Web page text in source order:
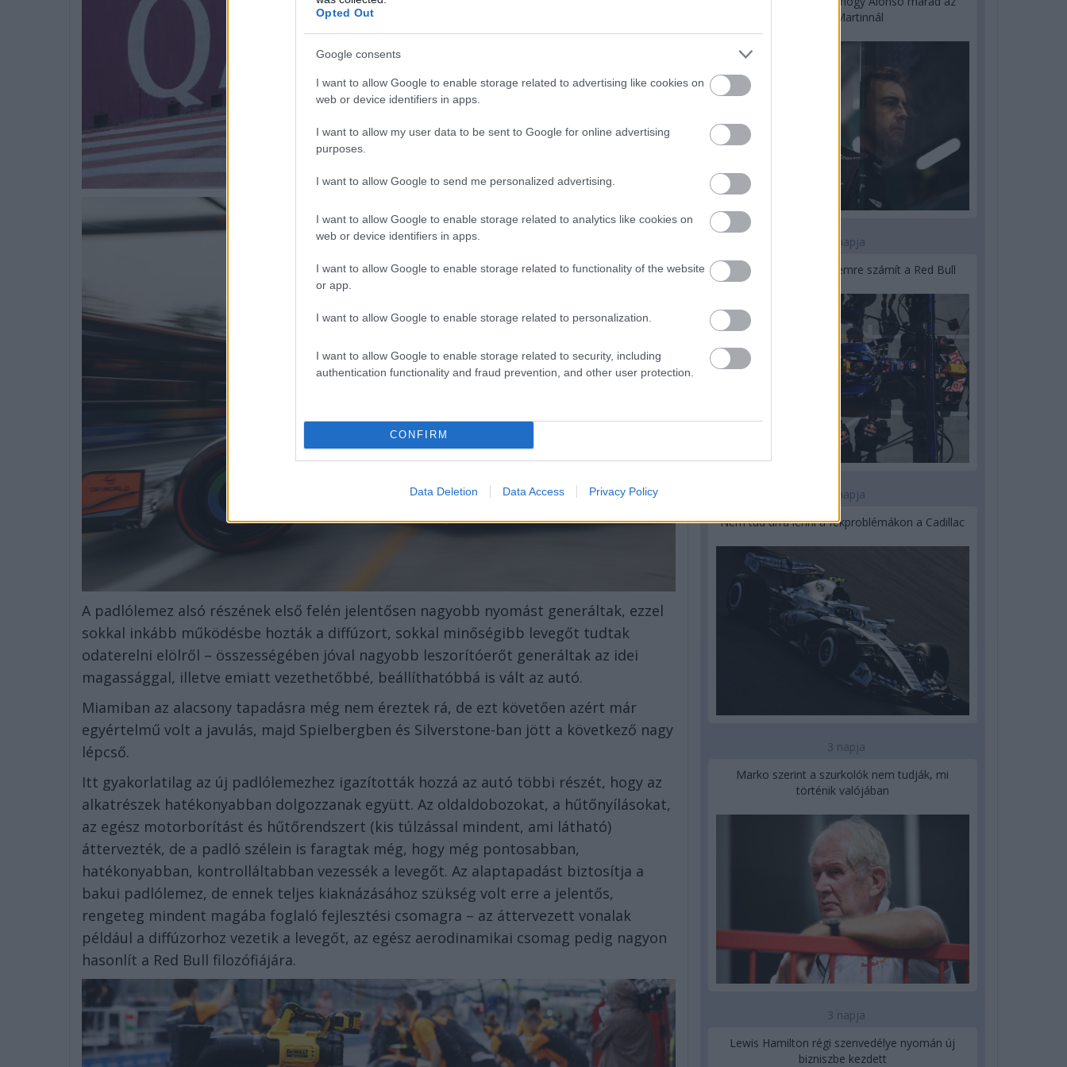
Opted Out
Google consents
I want to allow Google to enable storage related to advertising like cookies on
web or device identifiers in apps.
I want to allow my user data to be sent to Google for online advertising
purposes.
I want to allow Google to send me personalized advertising.
I want to allow Google to enable storage related to analytics like cookies on
web or device identifiers in apps.
I want to allow Google to enable storage related to functionality of the website
or app.
I want to allow Google to enable storage related to personalization.
I want to allow Google to enable storage related to security, including
authentication functionality and fraud prevention, and other user protection.
CONFIRM
Data Deletion Data Access Privacy Policy
A padlólemez alsó részének első felén jelentősen nagyobb nyomást generáltak, ezzel
sokkal inkább működésbe hozták a diffúzort, sokkal minőségibb levegőt tudtak
odaterelni elölről – összességében jóval nagyobb leszorítóerőt generáltak az idei
magassággal, illetve emiatt vezethetőbbé, beállíthatóbbá is vált az autó.
Miamiban az alacsony tapadásra még nem éreztek rá, de ezt követően azért már
egyértelmű volt a javulás, majd Spielbergben és Silverstone-ban jött a következő nagy
lépcső.
Itt gyakorlatilag az új padlólemezhez igazították hozzá az autó többi részét, hogy az
alkatrészek hatékonyabban dolgozzanak együtt. Az oldaldobozokat, a hűtőnyílásokat,
az egész motorborítást és hűtőrendszert (kis túlzással mindent, ami látható)
áttervezték, de a padló szélein is faragtak még, hogy még pontosabban,
hatékonyabban, kontrolláltabban vezessék a levegőt. Az alaptapadást biztosítja a
bakui padlólemez, de ennek teljes kiaknázásához szükség volt erre a jelentős,
rengeteg mindent magába foglaló fejlesztési csomagra – az áttervezett vonalak
például a diffúzorhoz vezetik a levegőt, az egész aerodinamikai csomag pedig nagyon
hasonlít a Red Bull filozófiájára.
Aston Martinnál
2 napja
Lassuló fejlesztési ütemre számít a Red Bull
2 napja
Nem tud úrrá lenni a fékproblémákon a Cadillac
3 napja
Marko szerint a szurkolók nem tudják, mi
történik valójában
3 napja
Lewis Hamilton régi szenvedélye nyomán új
bizniszbe kezdett